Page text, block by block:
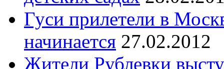
Гуси прилетели в
начинается 27.02.2012
Жители Рублевки